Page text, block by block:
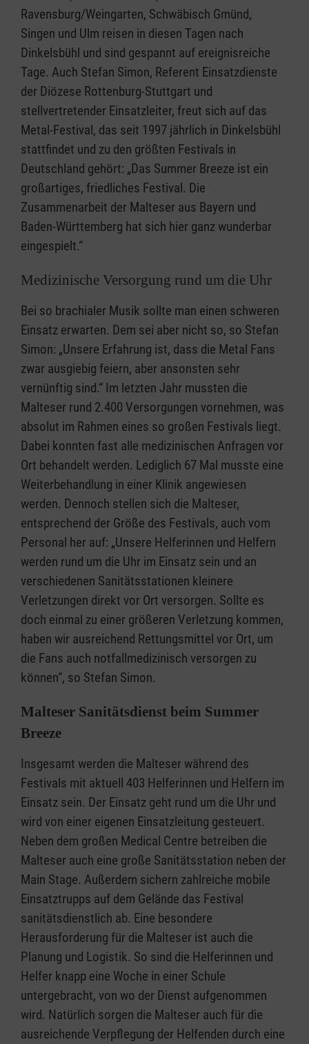
Ravensburg/Weingarten, Schwäbisch Gmünd,
Singen und Ulm reisen in diesen Tagen nach
Dinkelsbühl und sind gespannt auf ereignisreiche
Tage. Auch Stefan Simon, Referent Einsatzdienste
der Diözese Rottenburg-Stuttgart und
stellvertretender Einsatzleiter, freut sich auf das
Metal-Festival, das seit 1997 jährlich in Dinkelsbühl
stattfindet und zu den größten Festivals in
Deutschland gehört: „Das Summer Breeze ist ein
großartiges, friedliches Festival. Die
Zusammenarbeit der Malteser aus Bayern und
Baden-Württemberg hat sich hier ganz wunderbar
eingespielt.“
Medizinische Versorgung rund um die Uhr
Bei so brachialer Musik sollte man einen schweren
Einsatz erwarten. Dem sei aber nicht so, so Stefan
Simon: „Unsere Erfahrung ist, dass die Metal Fans
zwar ausgiebig feiern, aber ansonsten sehr
vernünftig sind.“ Im letzten Jahr mussten die
Malteser rund 2.400 Versorgungen vornehmen, was
absolut im Rahmen eines so großen Festivals liegt.
Dabei konnten fast alle medizinischen Anfragen vor
Ort behandelt werden. Lediglich 67 Mal musste eine
Weiterbehandlung in einer Klinik angewiesen
werden. Dennoch stellen sich die Malteser,
entsprechend der Größe des Festivals, auch vom
Personal her auf: „Unsere Helferinnen und Helfern
werden rund um die Uhr im Einsatz sein und an
verschiedenen Sanitätsstationen kleinere
Verletzungen direkt vor Ort versorgen. Sollte es
doch einmal zu einer größeren Verletzung kommen,
haben wir ausreichend Rettungsmittel vor Ort, um
die Fans auch notfallmedizinisch versorgen zu
können“, so Stefan Simon.
Malteser Sanitätsdienst beim Summer
Breeze
Insgesamt werden die Malteser während des
Festivals mit aktuell 403 Helferinnen und Helfern im
Einsatz sein. Der Einsatz geht rund um die Uhr und
wird von einer eigenen Einsatzleitung gesteuert.
Neben dem großen Medical Centre betreiben die
Malteser auch eine große Sanitätsstation neben der
Main Stage. Außerdem sichern zahlreiche mobile
Einsatztrupps auf dem Gelände das Festival
sanitätsdienstlich ab. Eine besondere
Herausforderung für die Malteser ist auch die
Planung und Logistik. So sind die Helferinnen und
Helfer knapp eine Woche in einer Schule
untergebracht, von wo der Dienst aufgenommen
wird. Natürlich sorgen die Malteser auch für die
ausreichende Verpflegung der Helfenden durch eine